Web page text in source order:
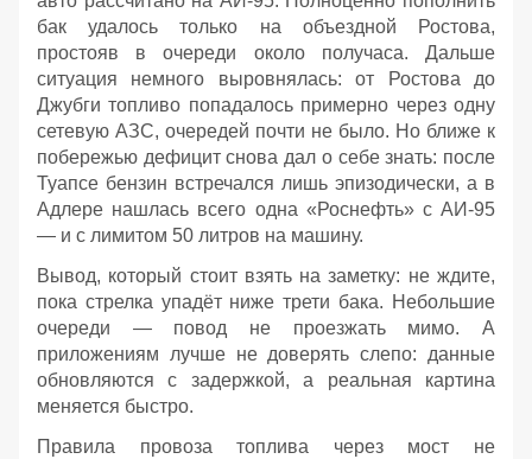
бак удалось только на объездной Ростова,
простояв в очереди около получаса. Дальше
ситуация немного выровнялась: от Ростова до
Джубги топливо попадалось примерно через одну
сетевую АЗС, очередей почти не было. Но ближе к
побережью дефицит снова дал о себе знать: после
Туапсе бензин встречался лишь эпизодически, а в
Адлере нашлась всего одна «Роснефть» с АИ‑95
— и с лимитом 50 литров на машину.
Вывод, который стоит взять на заметку: не ждите,
пока стрелка упадёт ниже трети бака. Небольшие
очереди — повод не проезжать мимо. А
приложениям лучше не доверять слепо: данные
обновляются с задержкой, а реальная картина
меняется быстро.
Правила провоза топлива через мост не